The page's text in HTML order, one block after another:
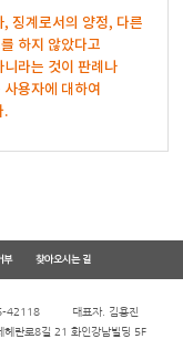
징계로서의 양정, 다른
하지 않았다고
라는 것이 판례나
용자에 대하여
.
부 찾아오시는 길
42118
대표자. 김용진
헤란로8길 21 화인강남빌딩 5F